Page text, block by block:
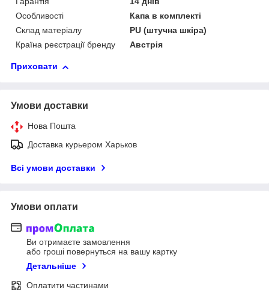
Особливості
Капа в комплекті
Склад матеріалу
PU (штучна шкіра)
Країна реєстрації бренду
Австрія
Приховати
Умови доставки
Нова Пошта
Доставка курьером Харьков
Всі умови доставки
Умови оплати
Ви отримаєте замовлення
або гроші повернуться на вашу картку
Детальніше
Оплатити частинами